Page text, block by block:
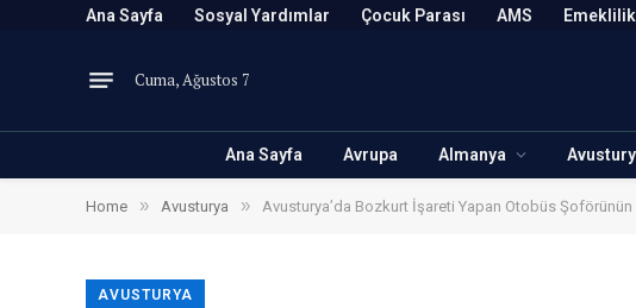
Ana Sayfa Sosyal Yardımlar Çocuk Parası AMS Emeklilik
Cuma, Ağustos 7
Ana Sayfa Avrupa Almanya
Home » Avusturya » Avusturya’da Bozkurt İşareti Yapan Otobüs Şoförünün
AVUSTURYA